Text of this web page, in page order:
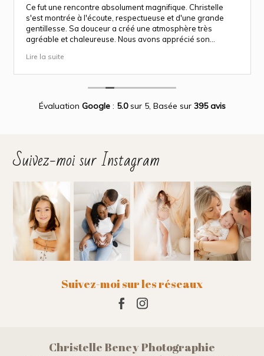
Ce fut une rencontre absolument magnifique. Christelle
s'est montrée à l'écoute, respectueuse et d'une grande
gentillesse. Sa douceur a créé une atmosphère très
agréable et chaleureuse. Nous avons apprécié son
(grossesse et naissance). Ce fut une expérience des plus
Encore merci infiniment.
Lire la suite
Évaluation Google: 5.0sur 5, Basée sur 395 avis
Suivez-moi sur Instagram
Suivez-moi sur les réseaux
Christelle Beney Photographie